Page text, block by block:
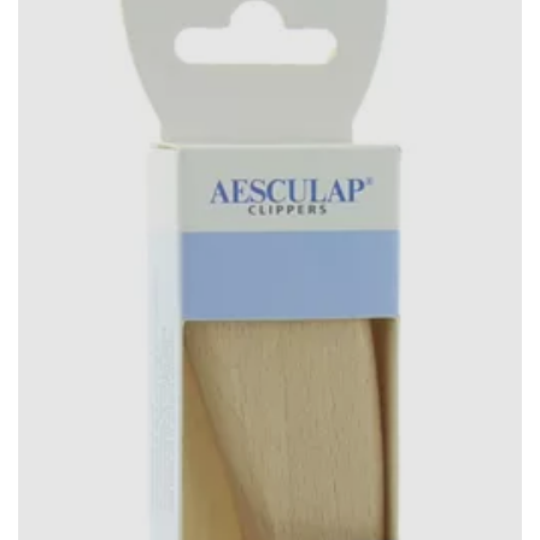
Norbrook (11)
Perro (4)
Protect Garden (13)
Protect Home (6)
Protecta zaden (366)